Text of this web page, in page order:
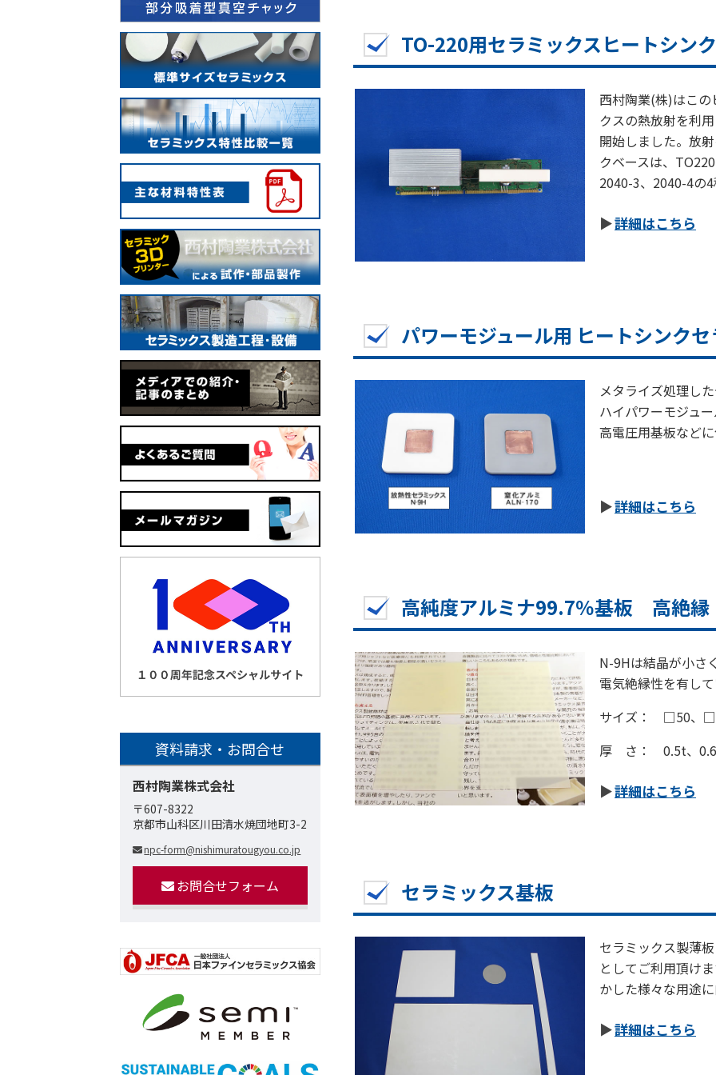
TO-220用セラミックスヒートシン
西村陶業(株)はこ
クスの熱放射を利
開始しました。放
クベースは、
2040-3、2040-4の
詳細はこちら
パワーモジュール用 ヒートシンク
メタライズ処理し
ハイパワーモジュ
高電圧用基板
詳細はこちら
高純度アルミナ99.7％基板 高絶縁
N-9Hは結晶が小さ
電気絶縁性を有し
サイズ： □50、
厚 さ： 0.5t、
詳細はこちら
セラミックス基板
セラミックス製薄
としてご利用頂け
かした様々な用途
詳細はこちら
資料請求・お問合せ
西村陶業株式会社
〒607-8322
京都市山科区川田清水焼団地町3-2
npc-form@nishimuratougyou.co.jp
お問合せフォーム